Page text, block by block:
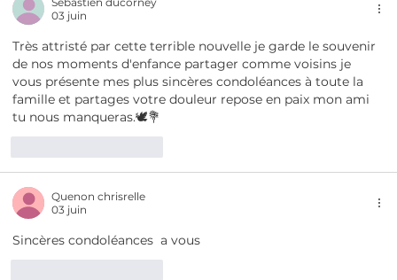
03 juin
Très attristé par cette terrible nouvelle je garde le souvenir
de nos moments d'enfance partager comme voisins je
vous présente mes plus sincères condoléances à toute la
famille et partages votre douleur repose en paix mon ami
tu nous manqueras.🕊️💐
Quenon chrisrelle
03 juin
Sincères condoléances  a vous